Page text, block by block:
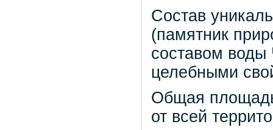
Состав
(памятник
составом воды
целебными
Общая
от всей